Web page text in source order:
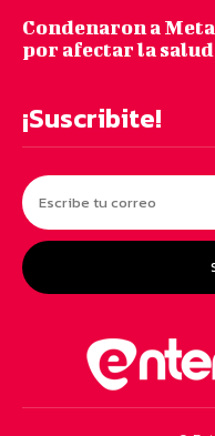
Condenaron a
por afectar la
¡Suscribite!